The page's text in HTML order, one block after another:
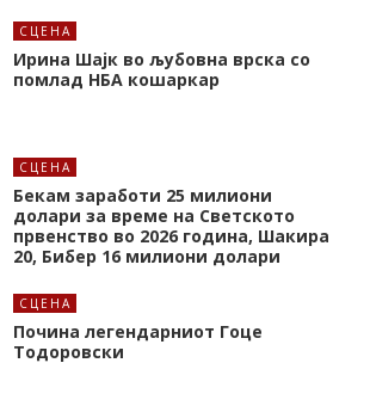
СЦЕНА
Ирина Шајк во љубовна врска со
помлад НБА кошаркар
СЦЕНА
Бекам заработи 25 милиони
долари за време на Светското
првенство во 2026 година, Шакира
20, Бибер 16 милиони долари
СЦЕНА
Почина легендарниот Гоце
Тодоровски